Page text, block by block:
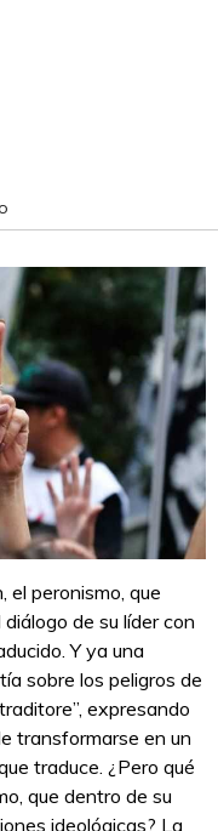
el peronismo, que
de su líder con
Y ya una
sobre los peligros de
expresando
transformarse en un
traduce. ¿Pero qué
que dentro de su
ideológicas? La